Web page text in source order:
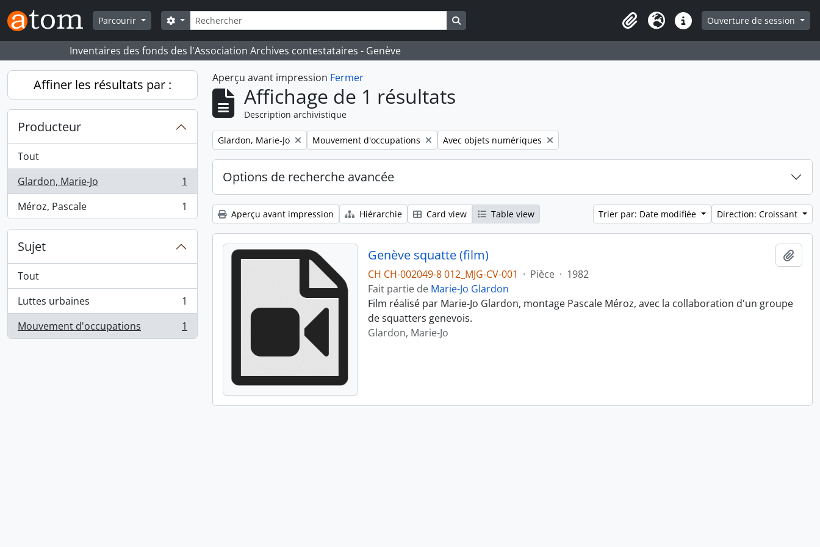
Skip to main content
Parcourir
Rechercher
Search options
Presse-papier
LangueLiens rapidesOuverture de session
Inventaires des fonds des l'Association Archives contestataires - Genève
Affiner les résultats par :
Producteur
Tout
Glardon, Marie-Jo
, 1 résultats
1
Méroz, Pascale
, 1 résultats 1
Sujet
Tout
Luttes urbaines
, 1 résultats
1
Mouvement d'occupations
, 1 résultats 1
Aperçu avant impression Fermer
Affichage de 1 résultats
Description archivistique
Remove filter:
Glardon, Marie-Jo Remove filter:
Mouvement d'occupations Remove filter:
Avec objets numériques
Options de recherche avancée
Aperçu avant impression Hiérarchie Card view Table view Trier par: Date modifiée Direction: Croissant
Genève squatte (film)
CH CH-002049-8 012_MJG-CV-001 · Pièce · 1982
Fait partie de Marie-Jo Glardon
Film réalisé par Marie-Jo Glardon, montage Pascale Méroz, avec la collaboration d'un groupe
de squatters genevois.
Glardon, Marie-Jo